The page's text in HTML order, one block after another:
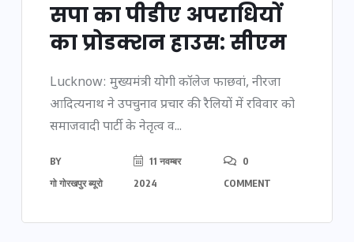
सपा का पीडीए अपराधियों
का प्रोडक्शन हाउस: सीएम
Lucknow: मुख्यमंत्री योगी कॉलेज फाछवां, नीरजा
आदित्यनाथ ने उपचुनाव प्रचार की रैलियों में रविवार को
समाजवादी पार्टी के नेतृत्व व...
BY
गो गोरखपुर ब्यूरो
11 नवम्बर
2024
0
COMMENT